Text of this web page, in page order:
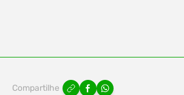
Compartilhe